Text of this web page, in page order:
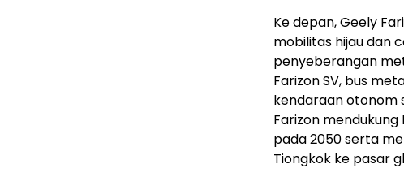
Ke depan, Geely
mobilitas hijau dan
penyeberangan
Farizon SV, bus
kendaraan otonom
Farizon
pada 2050 serta
Tiongkok ke pasar